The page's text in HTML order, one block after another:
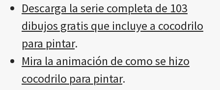
Descarga la serie completa de 103
dibujos gratis que incluye a cocodrilo
para pintar.
Mira la animación de como se hizo
cocodrilo para pintar.